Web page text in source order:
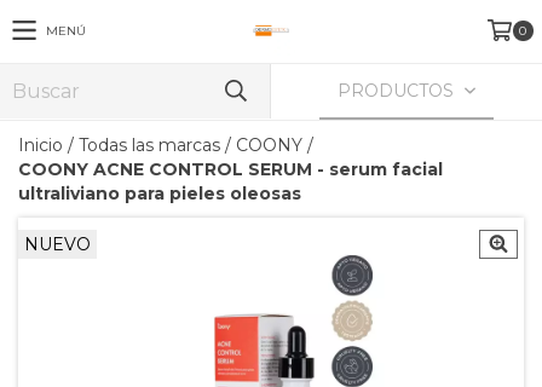
MENÚ 0
PRODUCTOS
Inicio / Todas las marcas / COONY /
COONY ACNE CONTROL SERUM - serum facial
ultraliviano para pieles oleosas
NUEVO